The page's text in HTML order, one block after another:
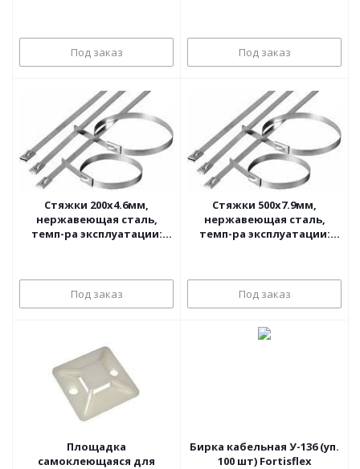
Под заказ Под заказ
Стяжки 200х4.6мм,
нержавеющая сталь,
темп-ра эксплуатации:
Под заказ
Стяжки 500х7.9мм,
нержавеющая сталь,
темп-ра эксплуатации:
Под заказ
Площадка
самоклеющаяся для
Бирка кабельная У-136 (уп.
100 шт) Fortisflex